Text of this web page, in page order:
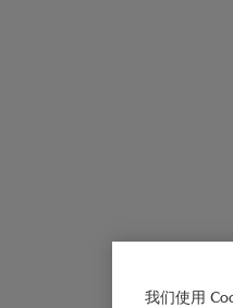
我们使用